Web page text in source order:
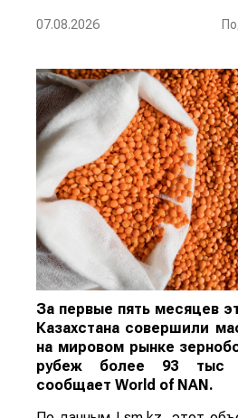
07.08.2026
За первые пять месяцев
Казахстана совершили
на мировом рынке
рубеж более 93 тыс
сообщает World of NAN.